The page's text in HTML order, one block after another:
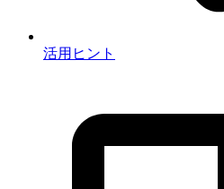
活用ヒント